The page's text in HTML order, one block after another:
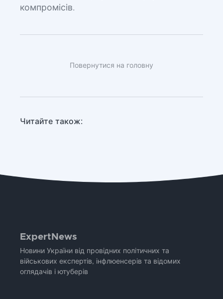
компромісів.
Повернутися на головну
Читайте також:
ExpertNews
Новини України від провідних політичних та
військових експертів, інфлюенсерів та відомих
оглядачів і ютуберів